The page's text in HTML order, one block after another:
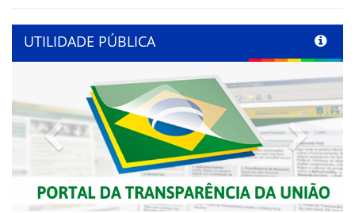
UTILIDADE PÚBLICA
Previous Next